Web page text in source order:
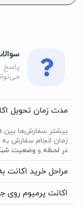
پاسخ
مدت زمان تحویل
بیشتر سفارش‌ها بین ۱۵
زمان انجام سفارش به
در لحظه و وضعیت
مراحل خرید
اکانت پرمیوم روی